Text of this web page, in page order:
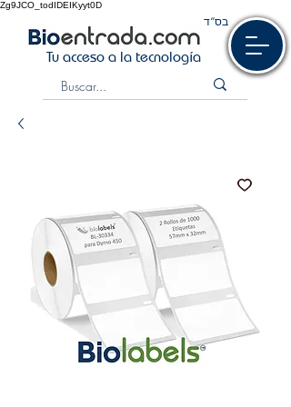
Zg9JCO_todIDEIKyyt0D
Tu acceso a la tecnología
בס“ד